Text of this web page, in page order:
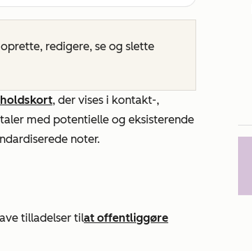
redigere, se og slette
, der vises i kontakt-,
med potentielle og eksisterende
noter.
tilladelser tilat offentliggøre